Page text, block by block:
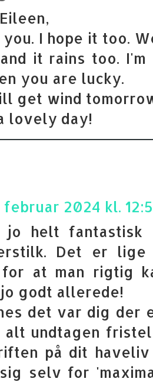
you. I hope it too.
it rains too.
you are lucky.
get wind
lovely day!
februar 2024 kl.
jo helt fantastisk
Det er
at man rigtig
godt allerede!
det var dig der
alt undtagen
på dit
selv for